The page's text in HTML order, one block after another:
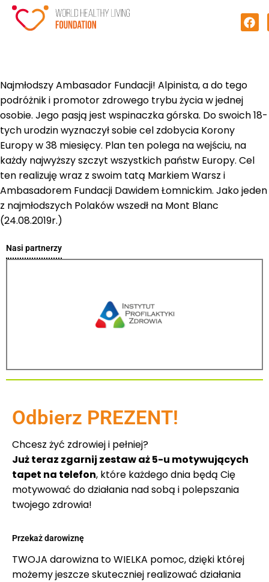
Najmłodszy Ambasador Fundacji! Alpinista, a do tego
podróżnik i promotor zdrowego trybu życia w jednej
osobie. Jego pasją jest wspinaczka górska. Do swoich 18-
tych urodzin wyznaczył sobie cel zdobycia Korony
Europy w 38 miesięcy. Plan ten polega na wejściu, na
każdy najwyższy szczyt wszystkich państw Europy. Cel
ten realizuję wraz z swoim tatą Markiem Warsz i
Ambasadorem Fundacji Dawidem Łomnickim. Jako jeden
z najmłodszych Polaków wszedł na Mont Blanc
(24.08.2019r.)
Nasi partnerzy
Odbierz PREZENT!
Chcesz żyć zdrowiej i pełniej?
Już teraz zgarnij zestaw aż 5-u motywujących
tapet na telefon, które każdego dnia będą Cię
motywować do działania nad sobą i polepszania
twojego zdrowia!
Przekaż darowiznę
TWOJA darowizna to WIELKA pomoc, dzięki której
możemy jeszcze skuteczniej realizować działania